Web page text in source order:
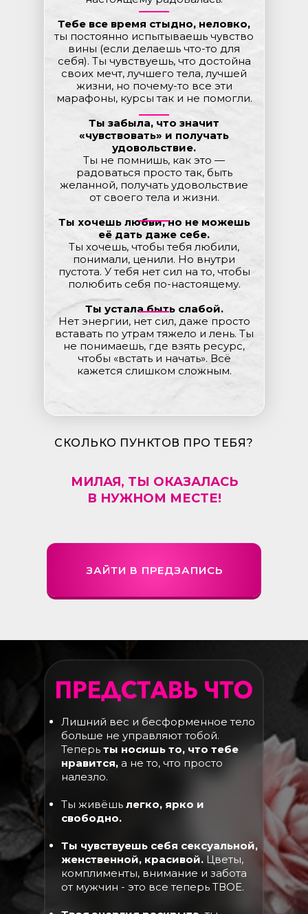
МИЛАЯ, ТЫ ОКАЗАЛАСЬ
В НУЖНОМ МЕСТЕ!
СКОЛЬКО ПУНКТОВ ПРО ТЕБЯ?
Тебе все время стыдно, неловко,
ты постоянно испытываешь чувство
вины (если делаешь что-то для
себя). Ты чувствуешь, что достойна
своих мечт, лучшего тела, лучшей
жизни, но почему-то все эти
марафоны, курсы так и не помогли.
Ты забыла, что значит
«чувствовать» и получать
удовольствие.
Ты не помнишь, как это —
радоваться просто так, быть
желанной, получать удовольствие
от своего тела и жизни.
Ты хочешь любви, но не можешь
её дать даже себе.
Ты хочешь, чтобы тебя любили,
понимали, ценили. Но внутри
пустота. У тебя нет сил на то, чтобы
полюбить себя по-настоящему.
Ты устала быть слабой.
Нет энергии, нет сил, даже просто
вставать по утрам тяжело и лень. Ты
не понимаешь, где взять ресурс,
чтобы «встать и начать». Всё
кажется слишком сложным.
ЗАЙТИ В ПРЕДЗАПИСЬ
Лишний вес и бесформенное тело
больше не управляют тобой.
Теперь ты носишь то, что тебе
нравится, а не то, что просто
налезло.
Ты живёшь легко, ярко и
свободно.
Ты чувствуешь себя сексуальной,
женственной, красивой. Цветы,
комплименты, внимание и забота
от мужчин - это все теперь ТВОЕ.